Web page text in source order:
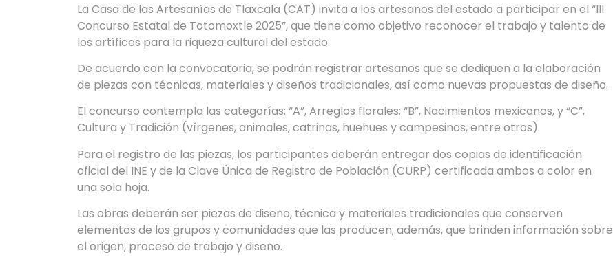
La Casa de las Artesanías de Tlaxcala (CAT) invita a los artesanos del estado a participar en el “III
Concurso Estatal de Totomoxtle 2025”, que tiene como objetivo reconocer el trabajo y talento de
los artífices para la riqueza cultural del estado.
De acuerdo con la convocatoria, se podrán registrar artesanos que se dediquen a la elaboración
de piezas con técnicas, materiales y diseños tradicionales, así como nuevas propuestas de diseño.
El concurso contempla las categorías: “A”, Arreglos florales; “B”, Nacimientos mexicanos, y “C”,
Cultura y Tradición (vírgenes, animales, catrinas, huehues y campesinos, entre otros).
Para el registro de las piezas, los participantes deberán entregar dos copias de identificación
oficial del INE y de la Clave Única de Registro de Población (CURP) certificada ambos a color en
una sola hoja.
Las obras deberán ser piezas de diseño, técnica y materiales tradicionales que conserven
elementos de los grupos y comunidades que las producen; además, que brinden información sobre
el origen, proceso de trabajo y diseño.